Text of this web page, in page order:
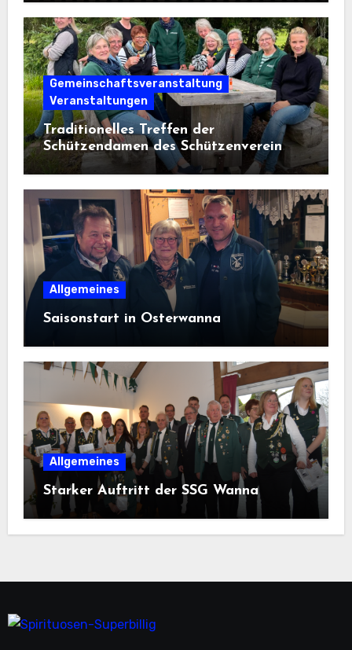
Gemeinschaftsveranstaltung
Veranstaltungen
Traditionelles Treffen der
Schützendamen des Schützenverein
Osterwanna von 1910 e. V.
Allgemeines
Saisonstart in Osterwanna
Allgemeines
Starker Auftritt der SSG Wanna